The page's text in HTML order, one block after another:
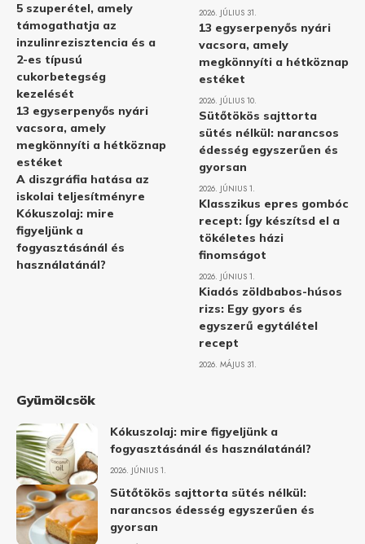
5 szuperétel, amely
támogathatja az
inzulinrezisztencia és a
2-es típusú
cukorbetegség
kezelését
13 egyserpenyős nyári
vacsora, amely
megkönnyíti a hétköznap
estéket
A diszgráfia hatása az
iskolai teljesítményre
Kókuszolaj: mire
figyeljünk a
fogyasztásánál és
használatánál?
2026. JÚLIUS 31.
13 egyserpenyős nyári
vacsora, amely
megkönnyíti a hétköznap
estéket
2026. JÚLIUS 10.
Sütőtökös sajttorta
sütés nélkül: narancsos
édesség egyszerűen és
gyorsan
2026. JÚNIUS 1.
Klasszikus epres gombóc
recept: Így készítsd el a
tökéletes házi
finomságot
2026. JÚNIUS 1.
Kiadós zöldbabos-húsos
rizs: Egy gyors és
egyszerű egytálétel
recept
2026. MÁJUS 31.
Gyümölcsök
Kókuszolaj: mire figyeljünk a
fogyasztásánál és használatánál?
2026. JÚNIUS 1.
Sütőtökös sajttorta sütés nélkül:
narancsos édesség egyszerűen és
gyorsan